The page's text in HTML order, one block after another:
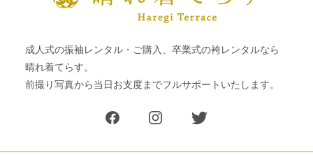
成人式の振袖レンタル・ご購入、卒業式の袴レンタルなら
晴れ着てらす。
前撮り写真から当日お支度までフルサポートいたします。